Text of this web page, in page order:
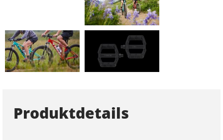
Produktdetails